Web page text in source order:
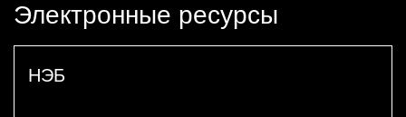
Электронные ресурсы
НЭБ